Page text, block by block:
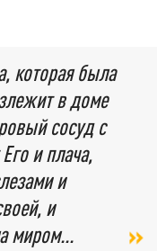
которая была
в доме
сосуд с
и плача,
и
и
миром...